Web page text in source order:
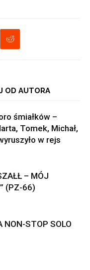
OD AUTORA
śmiałków –
Tomek, Michał,
w rejs
– MÓJ
(PZ-66)
NON-STOP SOLO